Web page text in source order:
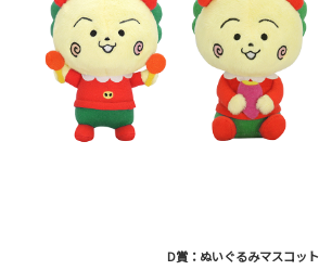
D賞：ぬいぐるみマスコット